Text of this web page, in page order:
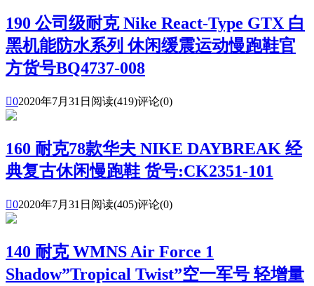
190 公司级耐克 Nike React-Type GTX 白
黑机能防水系列 休闲缓震运动慢跑鞋官
方货号BQ4737-008
02020年7月31日 阅读(419)评论(0)
160 耐克78款华夫 NIKE DAYBREAK 经
典复古休闲慢跑鞋 货号:CK2351-101
02020年7月31日 阅读(405)评论(0)
140 耐克 WMNS Air Force 1
Shadow”Tropical Twist”空一军号 轻增量